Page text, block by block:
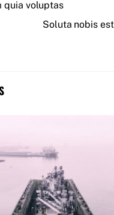
quia voluptas
Soluta nobis